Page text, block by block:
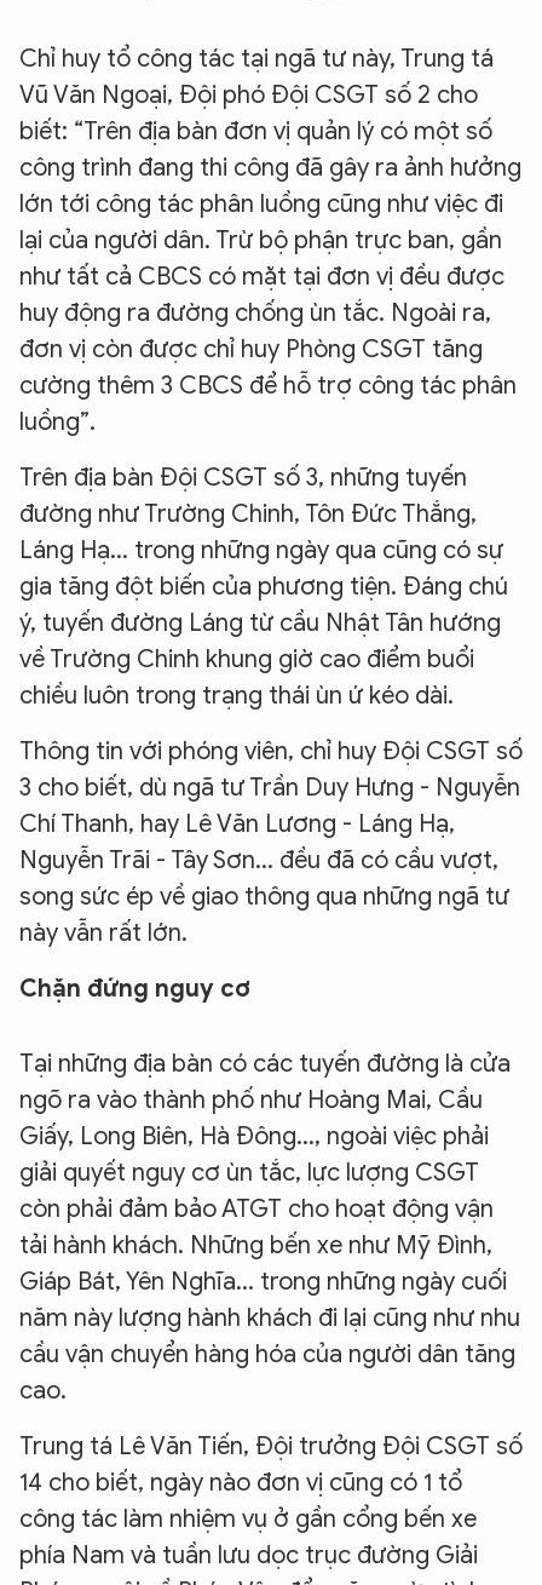
Chỉ huy tổ công tác tại ngã tư này, Trung tá
Vũ Văn Ngoại, Đội phó Đội CSGT số 2 cho
biết: “Trên địa bàn đơn vị quản lý có một số
công trình đang thi công đã gây ra ảnh hưởng
lớn tới công tác phân luồng cũng như việc đi
lại của người dân. Trừ bộ phận trực ban, gần
như tất cả CBCS có mặt tại đơn vị đều được
huy động ra đường chống ùn tắc. Ngoài ra,
đơn vị còn được chỉ huy Phòng CSGT tăng
cường thêm 3 CBCS để hỗ trợ công tác phân
luồng”.
Trên địa bàn Đội CSGT số 3, những tuyến
đường như Trường Chinh, Tôn Đức Thắng,
Láng Hạ... trong những ngày qua cũng có sự
gia tăng đột biến của phương tiện. Đáng chú
ý, tuyến đường Láng từ cầu Nhật Tân hướng
về Trường Chinh khung giờ cao điểm buổi
chiều luôn trong trạng thái ùn ứ kéo dài.
Thông tin với phóng viên, chỉ huy Đội CSGT số
3 cho biết, dù ngã tư Trần Duy Hưng - Nguyễn
Chí Thanh, hay Lê Văn Lương - Láng Hạ,
Nguyễn Trãi - Tây Sơn... đều đã có cầu vượt,
song sức ép về giao thông qua những ngã tư
này vẫn rất lớn.
Chặn đứng nguy cơ
Tại những địa bàn có các tuyến đường là cửa
ngõ ra vào thành phố như Hoàng Mai, Cầu
Giấy, Long Biên, Hà Đông..., ngoài việc phải
giải quyết nguy cơ ùn tắc, lực lượng CSGT
còn phải đảm bảo ATGT cho hoạt động vận
tải hành khách. Những bến xe như Mỹ Đình,
Giáp Bát, Yên Nghĩa... trong những ngày cuối
năm này lượng hành khách đi lại cũng như nhu
cầu vận chuyển hàng hóa của người dân tăng
cao.
Trung tá Lê Văn Tiến, Đội trưởng Đội CSGT số
14 cho biết, ngày nào đơn vị cũng có 1 tổ
công tác làm nhiệm vụ ở gần cổng bến xe
phía Nam và tuần lưu dọc trục đường Giải